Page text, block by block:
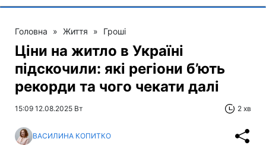
Головна » Життя » Гроші
Ціни на житло в Україні
підскочили: які регіони б’ють
рекорди та чого чекати далі
15:09 12.08.2025 Вт 2 хв
ВАСИЛИНА КОПИТКО